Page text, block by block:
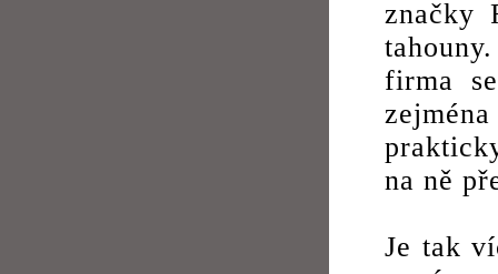
značky
firma
na ně
Je tak